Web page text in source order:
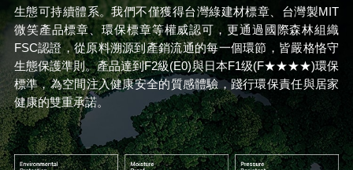
生態可持續體系。我們不僅獲得台灣綠建材標章、台灣製MIT
微笑產品標章、環保標章等權威認可，更通過國際森林組織
FSC認證，從原料溯源到產銷流通的每一個環節，皆嚴格恪守
生態保護準則。產品達到F2級(E0)與日本F1级(F★★★★)環保
標準，為空間注入健康安全的質感體驗，踐行環保責任與居家
健康的雙重承諾。